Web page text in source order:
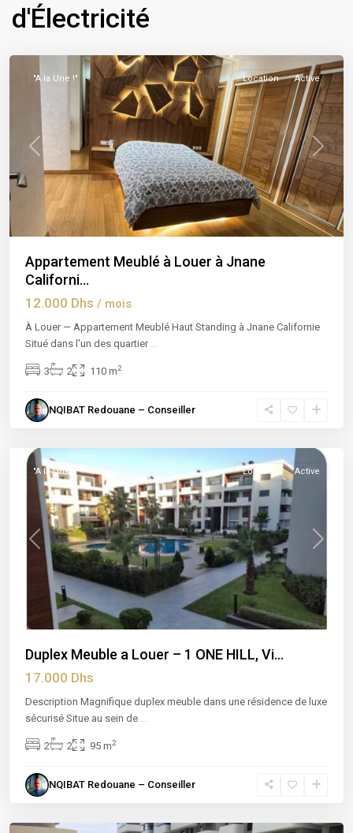
d'Électricité
Californie,
Previous Next
"A la Une !" Location Active
Appartement Meublé à Louer à Jnane
Californi...
12.000 Dhs / mois
À Louer — Appartement Meublé Haut Standing à Jnane Californie
Situé dans l'un des quartier ...
3 2 110 m2
NQIBAT Redouane – Conseiller
La
Ville
Previous Next
"A la Une !" Location Active
Duplex Meuble a Louer – 1 ONE HILL, Vi...
17.000 Dhs
Description Magnifique duplex meuble dans une résidence de luxe
sécurisé Situe au sein de ...
2 2 95 m2
NQIBAT Redouane – Conseiller
Californie,